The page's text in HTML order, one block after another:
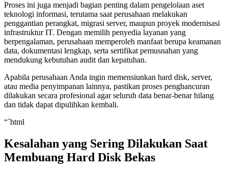
Proses ini juga menjadi bagian penting dalam pengelolaan aset
teknologi informasi, terutama saat perusahaan melakukan
penggantian perangkat, migrasi server, maupun proyek modernisasi
infrastruktur IT. Dengan memilih penyedia layanan yang
berpengalaman, perusahaan memperoleh manfaat berupa keamanan
data, dokumentasi lengkap, serta sertifikat pemusnahan yang
mendukung kebutuhan audit dan kepatuhan.
Apabila perusahaan Anda ingin memensiunkan hard disk, server,
atau media penyimpanan lainnya, pastikan proses penghancuran
dilakukan secara profesional agar seluruh data benar-benar hilang
dan tidak dapat dipulihkan kembali.
“`html
Kesalahan yang Sering Dilakukan Saat
Membuang Hard Disk Bekas